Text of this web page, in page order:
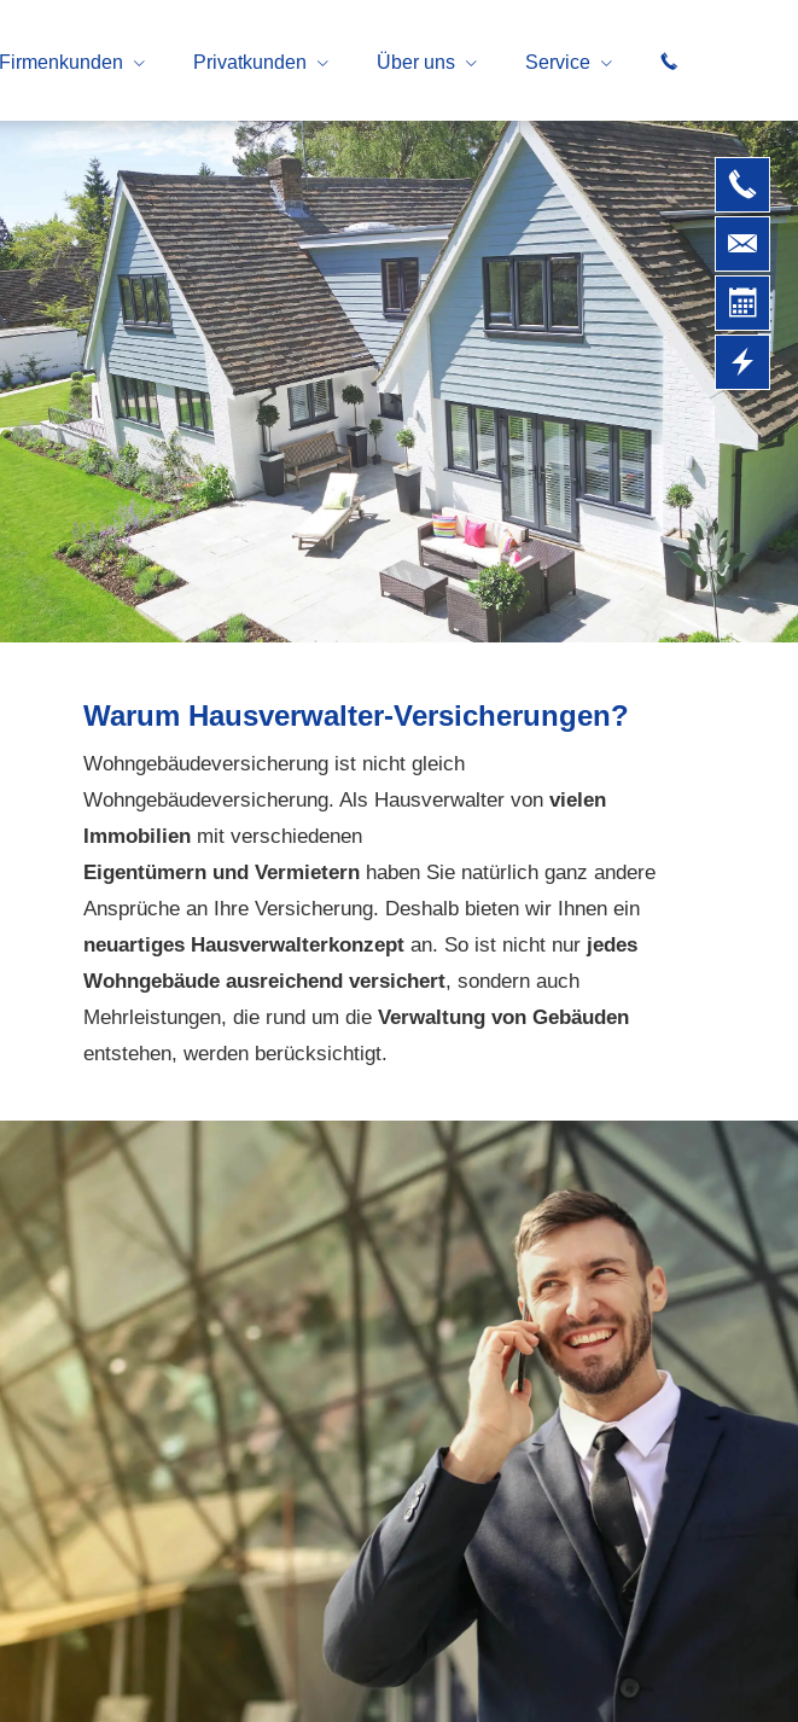
Firmenkunden Privatkunden Über uns Service
Warum Hausverwalter-Versicherungen?
Wohngebäudeversicherung ist nicht gleich
Wohngebäudeversicherung. Als Hausverwalter von vielen
Immobilien mit verschiedenen
Eigentümern und Vermietern haben Sie natürlich ganz andere
Ansprüche an Ihre Versicherung. Deshalb bieten wir Ihnen ein
neuartiges Hausverwalterkonzept an. So ist nicht nur jedes
Wohngebäude ausreichend versichert, sondern auch
Mehrleistungen, die rund um die Verwaltung von Gebäuden
entstehen, werden berücksichtigt.